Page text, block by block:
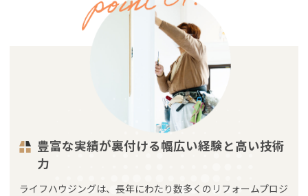
豊富な実績が裏付ける幅広い経験と高い技術
力
ライフハウジングは、長年にわたり数多くのリフォームプロジ